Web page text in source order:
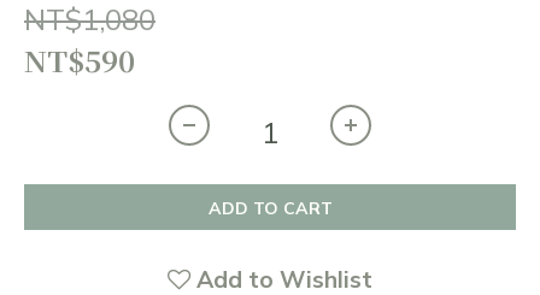
NT$1,080
NT$590
ADD TO CART
Add to Wishlist